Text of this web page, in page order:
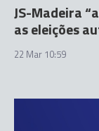
JS-Madeira
as eleições
22 Mar 10:59